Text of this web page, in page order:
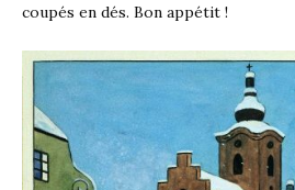
coupés en dés. Bon appétit !